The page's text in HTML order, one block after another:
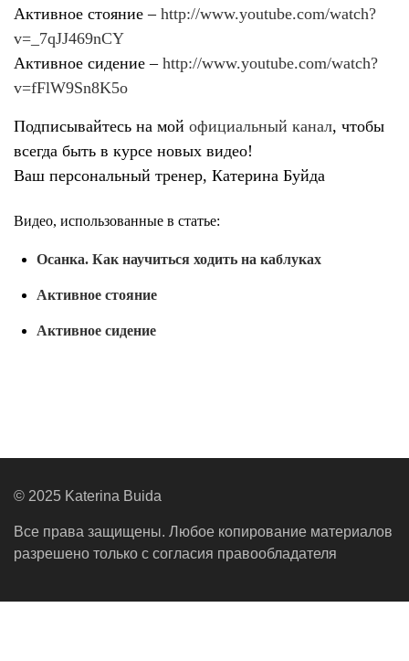
Активное стояние – http://www.youtube.com/watch?
v=_7qJJ469nCY
Активное сидение – http://www.youtube.com/watch?
v=fFlW9Sn8K5o
Подписывайтесь на мой официальный канал, чтобы
всегда быть в курсе новых видео!
Ваш персональный тренер, Катерина Буйда
Видео, использованные в статье:
Осанка. Как научиться ходить на каблуках
Активное стояние
Активное сидение
© 2025 Katerina Buida
Все права защищены. Любое копирование материалов
разрешено только с согласия правообладателя